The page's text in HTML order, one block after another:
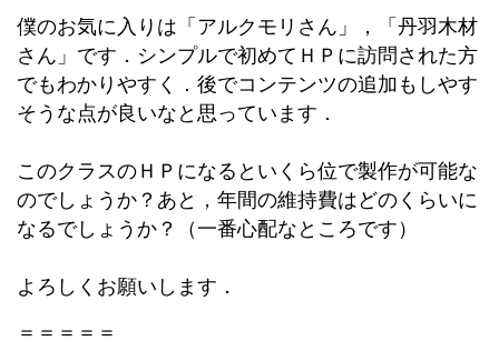
僕のお気に入りは「アルクモリさん」，「丹羽木材
さん」です．シンプルで初めてＨＰに訪問された方
でもわかりやすく．後でコンテンツの追加もしやす
そうな点が良いなと思っています．
このクラスのＨＰになるといくら位で製作が可能な
のでしょうか？あと，年間の維持費はどのくらいに
なるでしょうか？（一番心配なところです）
よろしくお願いします．
＝＝＝＝＝